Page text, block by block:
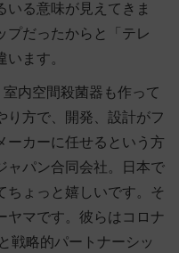
いる意味が見えてきま
プだったからと「テレ
ます。
内空間殺菌器も作って
り方で、開発、設計がフ
ーカーに任せるという方
ャパン合同会社。日本で
ちょっと嬉しいです。そ
ヤマです。彼らはコロナ
戦略的パートナーシッ